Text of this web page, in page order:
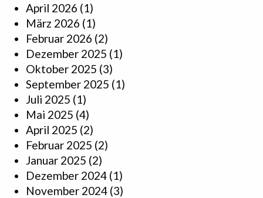
April 2026 (1)
März 2026 (1)
Februar 2026 (2)
Dezember 2025 (1)
Oktober 2025 (3)
September 2025 (1)
Juli 2025 (1)
Mai 2025 (4)
April 2025 (2)
Februar 2025 (2)
Januar 2025 (2)
Dezember 2024 (1)
November 2024 (3)